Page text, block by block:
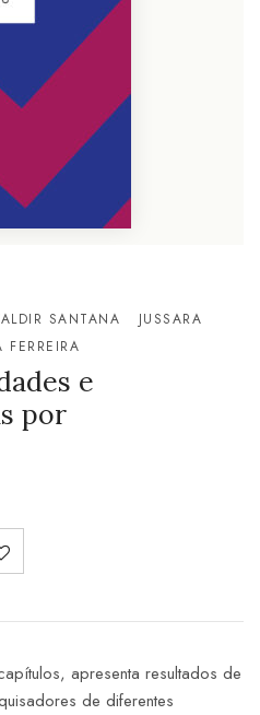
SANTANA
JUSSARA
e
por
apresenta resultados de
de diferentes